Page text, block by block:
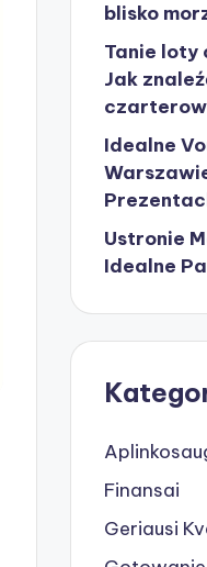
blisko
Tanie loty
Jak
Idealne
Ustronie
Idealne
Finansai
Geriausi